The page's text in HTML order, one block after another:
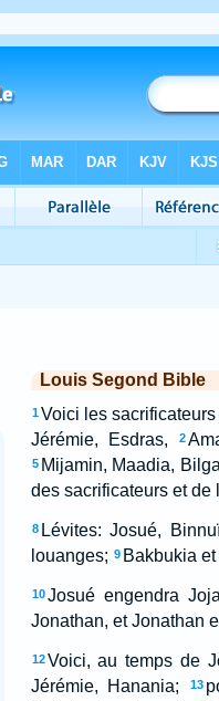
Louis Segond Bible
1 Voici les
Jérémie, Esdras,
2
5 Mijamin, Maadia,
des sacrificateurs et de
8 Lévites: Josué,
louanges; 9 Bakbukia
10 Josué engendra
Jonathan, et Jonathan
12 Voici, au temps de
Jérémie, Hanania;
13